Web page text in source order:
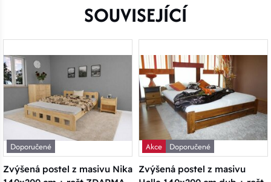
SOUVISEJÍCÍ
Doporučené
Zvýšená postel z masivu Nika
Akce
Doporučené
Zvýšená postel z masivu